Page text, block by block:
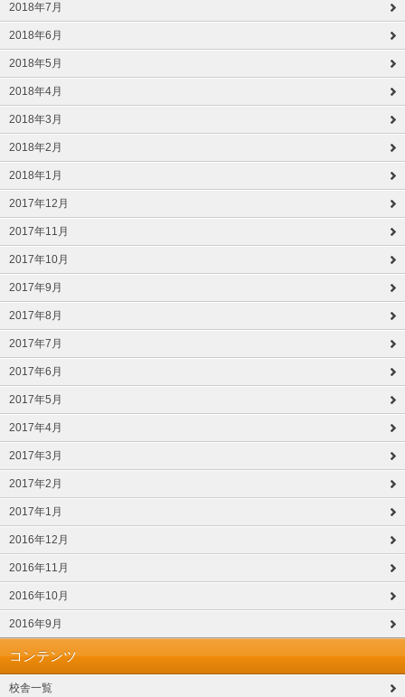
2018年7月
2018年6月
2018年5月
2018年4月
2018年3月
2018年2月
2018年1月
2017年12月
2017年11月
2017年10月
2017年9月
2017年8月
2017年7月
2017年6月
2017年5月
2017年4月
2017年3月
2017年2月
2017年1月
2016年12月
2016年11月
2016年10月
2016年9月
コンテンツ
校舎一覧